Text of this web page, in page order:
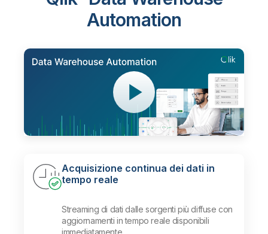
Automation
Acquisizione continua dei dati in
tempo reale
Streaming di dati dalle sorgenti più diffuse con
aggiornamenti in tempo reale disponibili
immediatamente.